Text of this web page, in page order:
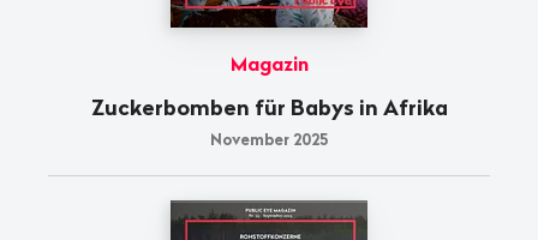
Magazin
Zuckerbomben für Babys in Afrika
November 2025